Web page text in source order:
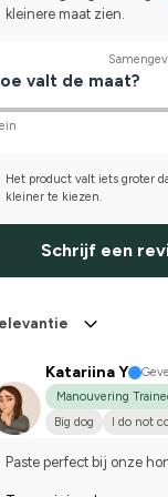
kleinere maat zien.
valt de maat?
Het product valt iets groter
kleiner te kiezen.
Schrijf een
Katariina Y
Manouvering
Big dog
I do not
Paste perfect bij onze